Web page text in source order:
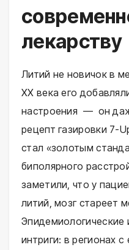
лекарству
Литий не новичок в
XX века его
настроения — он
рецепт газировки 7-
стал «золотым
биполярного
заметили, что у
литий, мозг стареет
Эпидемиологические
интриги: в регионах